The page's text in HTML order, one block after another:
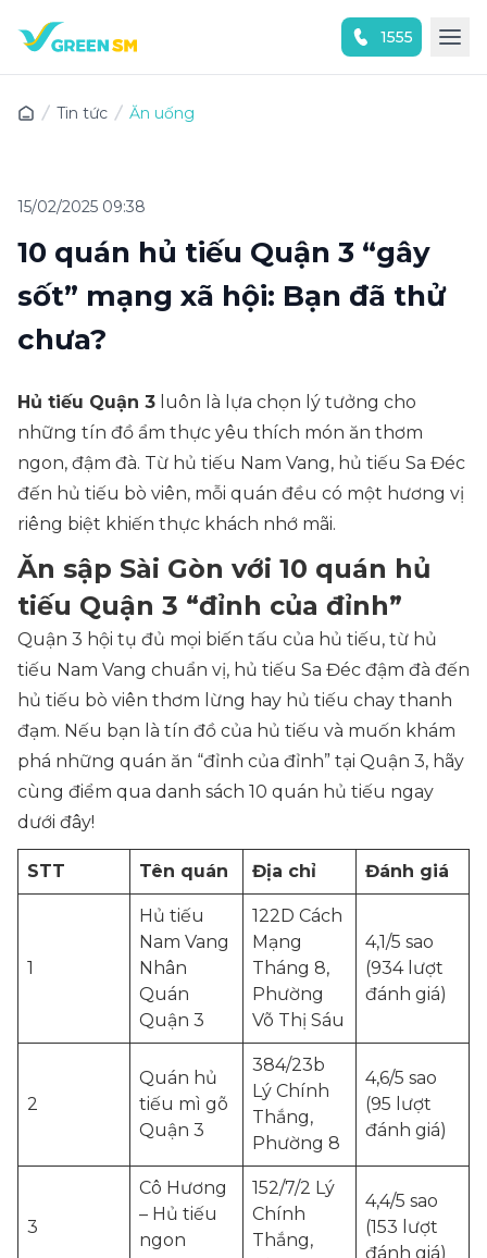
1555
Tin tức Ăn uống
15/02/2025 09:38
10 quán hủ tiếu Quận 3 “gây
sốt” mạng xã hội: Bạn đã thử
chưa?
Hủ tiếu Quận 3 luôn là lựa chọn lý tưởng cho
những tín đồ ẩm thực yêu thích món ăn thơm
ngon, đậm đà. Từ hủ tiếu Nam Vang, hủ tiếu Sa Đéc
đến hủ tiếu bò viên, mỗi quán đều có một hương vị
riêng biệt khiến thực khách nhớ mãi.
Ăn sập Sài Gòn với 10 quán hủ
tiếu Quận 3 “đỉnh của đỉnh”
Quận 3 hội tụ đủ mọi biến tấu của hủ tiếu, từ hủ
tiếu Nam Vang chuẩn vị, hủ tiếu Sa Đéc đậm đà đến
hủ tiếu bò viên thơm lừng hay hủ tiếu chay thanh
đạm. Nếu bạn là tín đồ của hủ tiếu và muốn khám
phá những quán ăn “đỉnh của đỉnh” tại Quận 3, hãy
cùng điểm qua danh sách 10 quán hủ tiếu ngay
dưới đây!
STT Tên quán Địa chỉ Đánh giá
1
Hủ tiếu
Nam Vang
Nhân
Quán
Quận 3
122D Cách
Mạng
Tháng 8,
Phường
Võ Thị Sáu
4,1/5 sao
(934 lượt
đánh giá)
2
Quán hủ
tiếu mì gõ
Quận 3
384/23b
Lý Chính
Thắng,
Phường 8
4,6/5 sao
(95 lượt
đánh giá)
3
Cô Hương
– Hủ tiếu
ngon
152/7/2 Lý
Chính
Thắng,
4,4/5 sao
(153 lượt
đánh giá)